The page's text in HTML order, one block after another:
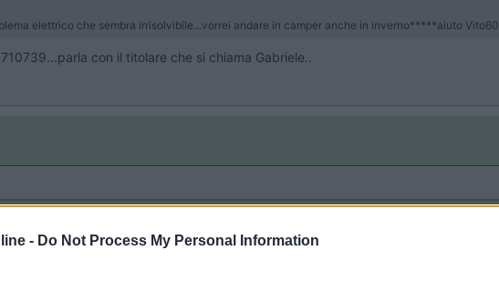
- Do Not Process My Personal Information
elettrico che sembra irrisolvibile...vorrei andare in camper anche in inverno*****aiuto Vito60
con il titolare che si chiama Gabriele..
elettrico che sembra irrisolvibile...vorrei andare in camper anche in inverno*****aiuto Vito60